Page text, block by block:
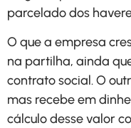
parcelado dos
O que a empresa
na partilha, ainda
contrato social. O
mas recebe em
cálculo desse valor